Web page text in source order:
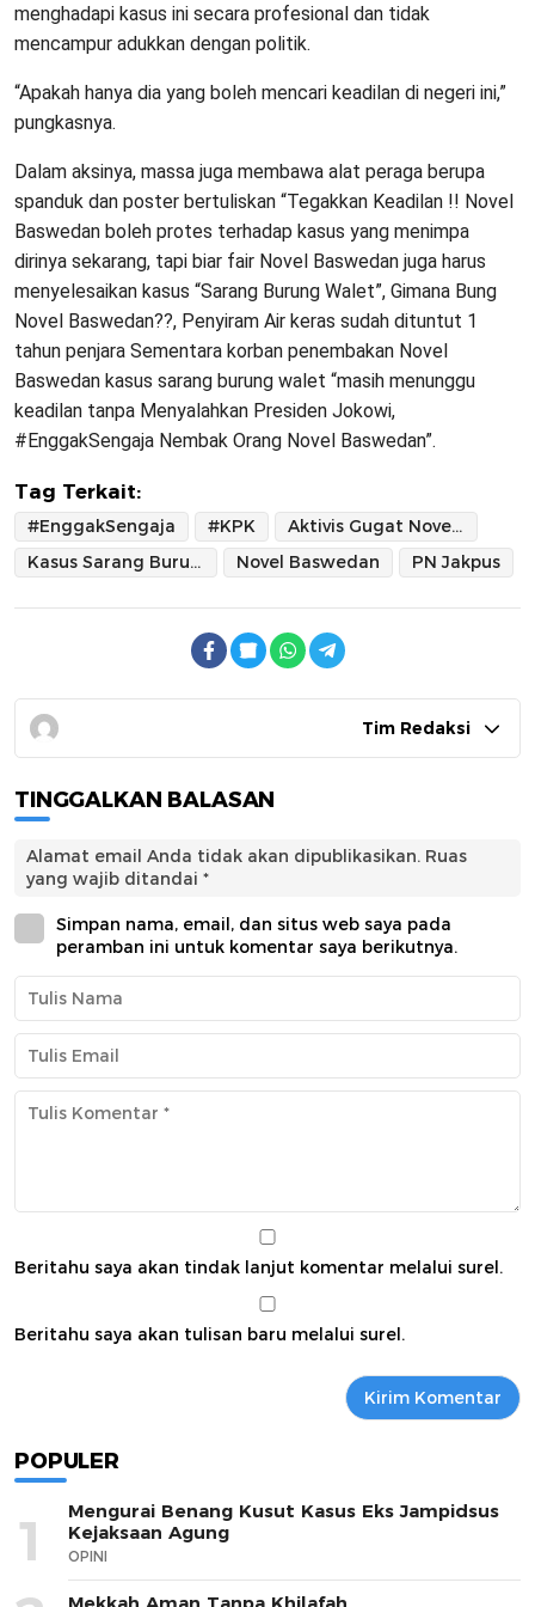
menghadapi kasus ini secara profesional dan tidak
mencampur adukkan dengan politik.
“Apakah hanya dia yang boleh mencari keadilan di negeri ini,”
pungkasnya.
Dalam aksinya, massa juga membawa alat peraga berupa
spanduk dan poster bertuliskan “Tegakkan Keadilan !! Novel
Baswedan boleh protes terhadap kasus yang menimpa
dirinya sekarang, tapi biar fair Novel Baswedan juga harus
menyelesaikan kasus “Sarang Burung Walet”, Gimana Bung
Novel Baswedan??, Penyiram Air keras sudah dituntut 1
tahun penjara Sementara korban penembakan Novel
Baswedan kasus sarang burung walet “masih menunggu
keadilan tanpa Menyalahkan Presiden Jokowi,
#EnggakSengaja Nembak Orang Novel Baswedan”.
Tag Terkait:
#EnggakSengaja #KPK
Aktivis Gugat Novel Baswedan (AGN)
Kasus Sarang Burung Walet
Novel Baswedan PN Jakpus
Tim Redaksi
TINGGALKAN BALASAN
Alamat email Anda tidak akan dipublikasikan. Ruas
yang wajib ditandai *
Simpan nama, email, dan situs web saya pada
peramban ini untuk komentar saya berikutnya.
Beritahu saya akan tindak lanjut komentar melalui surel.
Beritahu saya akan tulisan baru melalui surel.
POPULER
1
Mengurai Benang Kusut Kasus Eks Jampidsus
Kejaksaan Agung
OPINI